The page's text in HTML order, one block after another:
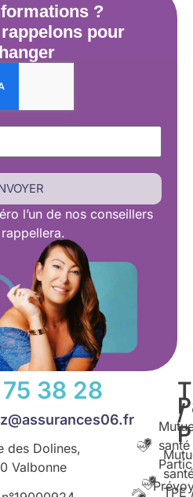
?
pour
l’un de nos conseillers
38 28
des Dolines,
Valbonne
/
TPE